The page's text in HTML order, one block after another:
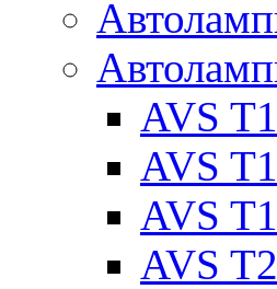
AVS
AVS
AVS
AVS